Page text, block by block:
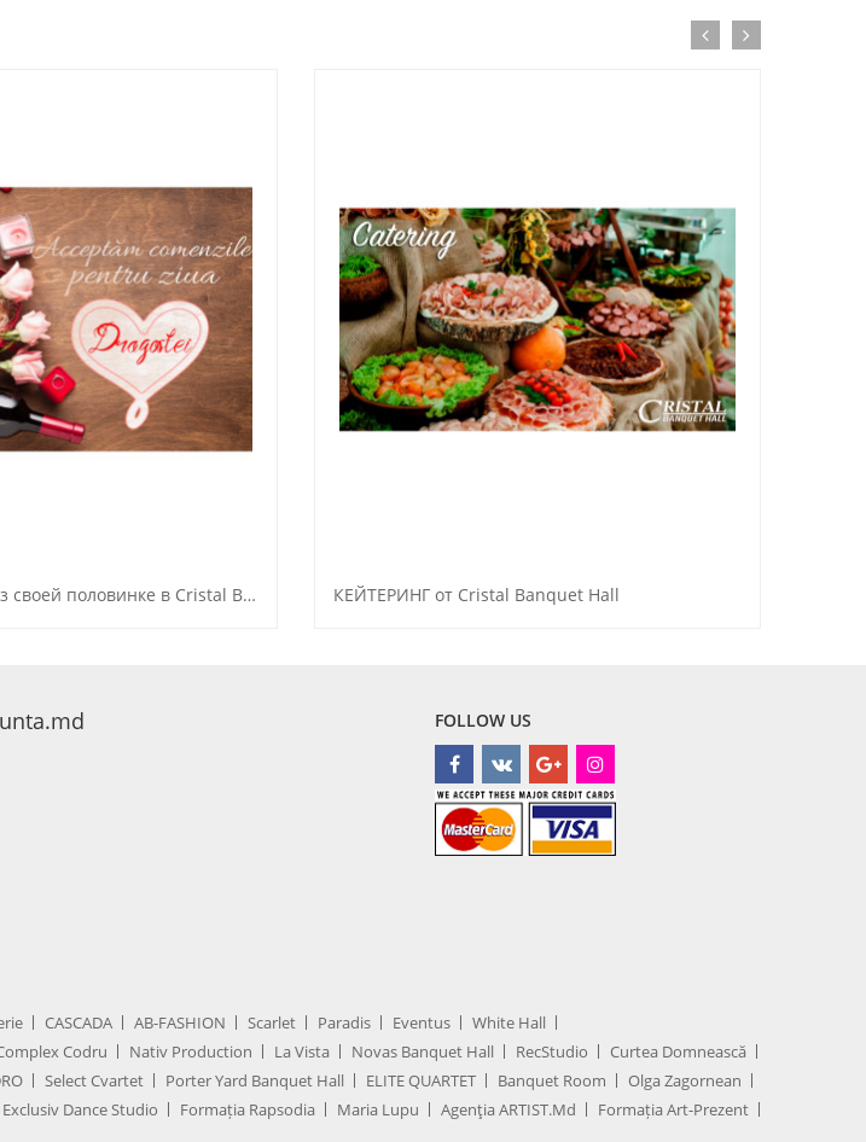
Сделайте сюрприз своей половинке в Cristal Banquet Hall! КЕЙТЕРИНГ от Cristal Banquet Hall
FOLLOW US
CASCADA AB-FASHION Scarlet Paradis Eventus
White Hall
Codru Nativ Production La Vista Novas Banquet Hall RecStudio
Curtea Domnească
Select Cvartet Porter Yard Banquet Hall ELITE QUARTET Banquet Room
Olga Zagornean
Exclusiv Dance Studio Formația Rapsodia Maria Lupu Agenţia ARTIST.md
Formația Art-Prezent